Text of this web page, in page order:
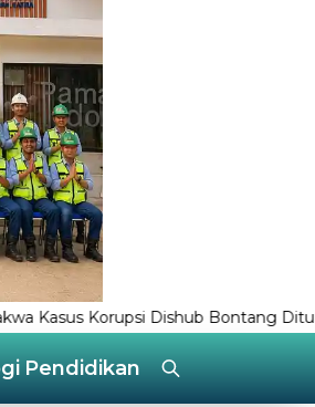
Dituntut 1 Tahun 6 Bulan Penjara
Pendidikan